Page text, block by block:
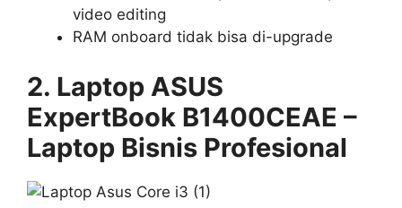
video editing
RAM onboard tidak bisa di-upgrade
2. Laptop ASUS
ExpertBook B1400CEAE –
Laptop Bisnis Profesional